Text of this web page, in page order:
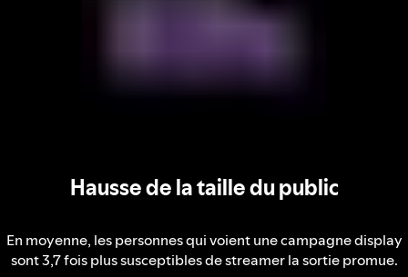
Hausse de la taille du public
En moyenne, les personnes qui voient une campagne display
sont 3,7 fois plus susceptibles de streamer la sortie promue.